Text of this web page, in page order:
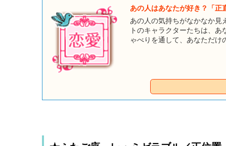
あの人はあなたが好き？「正
あの人の気持ちがなかなか見
トのキャラクターたちは、
ゃべりを通して、あなただけ